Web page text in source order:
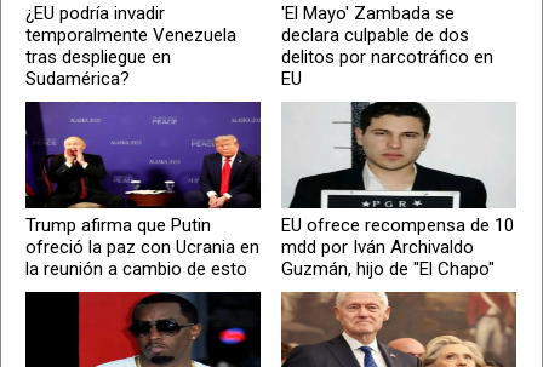
¿EU podría invadir
temporalmente Venezuela
tras despliegue en
Sudamérica?
'El Mayo' Zambada se
declara culpable de dos
delitos por narcotráfico en
EU
Trump afirma que Putin
ofreció la paz con Ucrania en
la reunión a cambio de esto
EU ofrece recompensa de 10
mdd por Iván Archivaldo
Guzmán, hijo de "El Chapo"